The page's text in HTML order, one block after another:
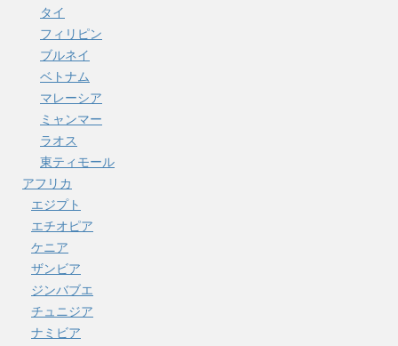
タイ
フィリピン
ブルネイ
ベトナム
マレーシア
ミャンマー
ラオス
東ティモール
アフリカ
エジプト
エチオピア
ケニア
ザンビア
ジンバブエ
チュニジア
ナミビア